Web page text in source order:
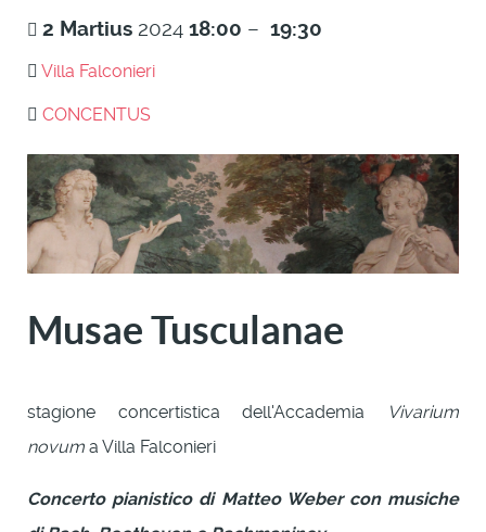
2 Martius 2024 18:00 – 19:30
Villa Falconieri
CONCENTUS
Musae Tusculanae
stagione concertistica dell'Accademia
Vivarium
novum a Villa Falconieri
Concerto pianistico di Matteo Weber con musiche